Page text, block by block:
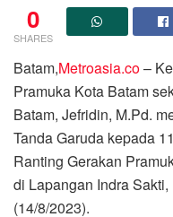
0
SHARES
Batam,Metroasia.co–
Pramuka Kota Batam
Batam, Jefridin, M.Pd.
Tanda Garuda kepada
Ranting Gerakan
di Lapangan Indra
(14/8/2023).